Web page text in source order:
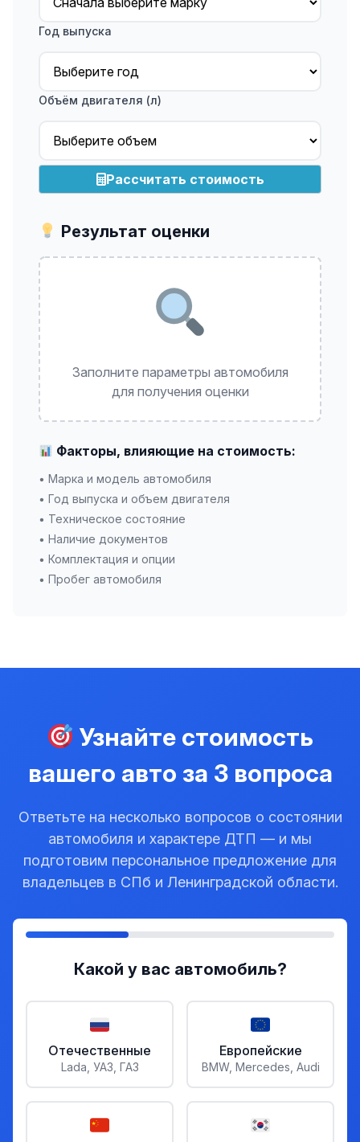
Год выпуска
Объём двигателя (л)
Рассчитать стоимость
Результат оценки
Заполните параметры автомобиля
для получения оценки
Факторы, влияющие на стоимость:
• Марка и модель автомобиля
• Год выпуска и объем двигателя
• Техническое состояние
• Наличие документов
• Комплектация и опции
• Пробег автомобиля
Узнайте стоимость
вашего авто за 3 вопроса
Ответьте на несколько вопросов о состоянии
автомобиля и характере ДТП — и мы
подготовим персональное предложение для
владельцев в СПб и Ленинградской области.
Какой у вас автомобиль?
Отечественные
Lada, УАЗ, ГАЗ
Европейские
BMW, Mercedes, Audi